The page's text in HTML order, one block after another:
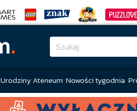
Urodziny Ateneum Nowości tygodnia